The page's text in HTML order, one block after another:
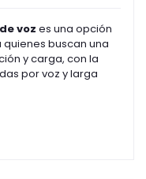
voz es una opción
buscan una
y carga, con la
por voz y larga